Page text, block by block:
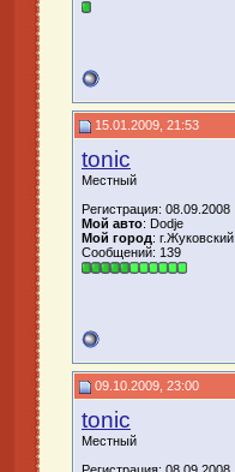
15.01.2009, 21:53
tonic
Местный
Регистрация: 08.09.2008
Мой авто: Dodje
Мой город: г.Жуковский
Сообщений: 139
09.10.2009, 23:00
tonic
Местный